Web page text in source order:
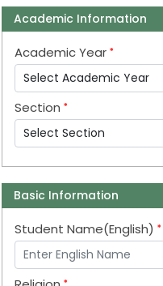
Academic Information
Academic Year
Section
Basic Information
Student Name(English)